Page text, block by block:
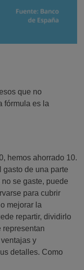
que no
fórmula es la
hemos ahorrado 10.
gasto de una parte
se gaste, puede
para cubrir
mejorar la
repartir, dividirlo
representan
y
detalles. Como